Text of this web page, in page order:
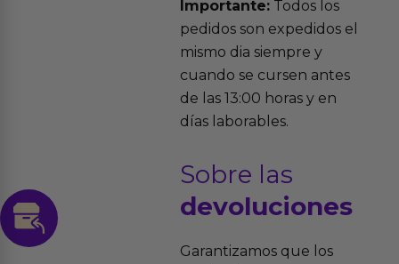
Importante:Todos los
pedidos son expedidos el
mismo dia siempre y
cuando se cursen antes
de las 13:00 horas y en
días laborables.
Sobre las
devoluciones
Garantizamos que los